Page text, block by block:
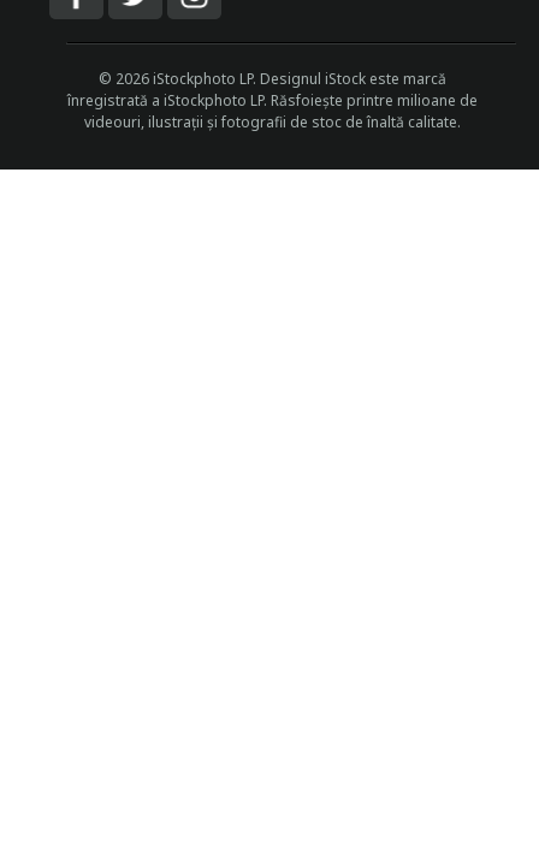
© 2026 iStockphoto LP. Designul iStock este marcă
înregistrată a iStockphoto LP. Răsfoiește printre milioane de
videouri, ilustrații și fotografii de stoc de înaltă calitate.